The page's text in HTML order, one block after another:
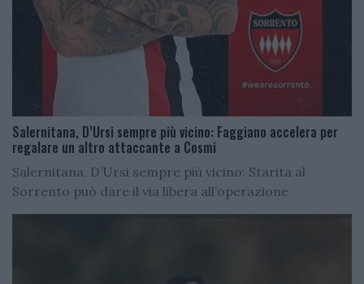
Salernitana, D’Ursi sempre più vicino: Faggiano accelera per
regalare un altro attaccante a Cosmi
Salernitana, D’Ursi sempre più vicino: Starita al
Sorrento può dare il via libera all’operazione